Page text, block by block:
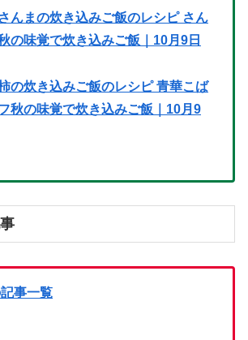
んまの炊き込みご飯のレシピ さん
の味覚で炊き込みご飯｜10月9日
の炊き込みご飯のレシピ 青華こば
秋の味覚で炊き込みご飯｜10月9
事一覧